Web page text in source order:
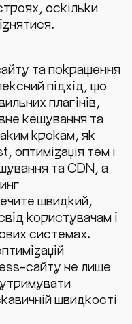
оскільки
та покращення
підхід, що
плагінів,
кешування та
крокам, як
оптимізація тем і
та CDN, а
швидкий,
користувачам і
системах.
сайту не лише
швидкості